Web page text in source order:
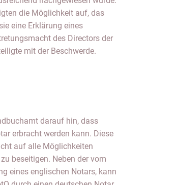
mit der Beschwerde.
darauf hin, dass
erbracht werden kann. Diese
auf alle Möglichkeiten
beseitigen. Neben der vom
eines englischen Notars, kann